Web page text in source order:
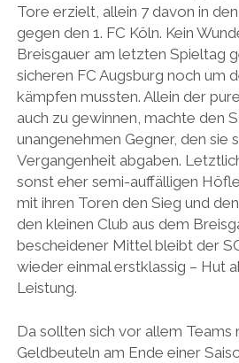
Tore erzielt, allein 7 davon in
gegen den 1. FC Köln. Kein
Breisgauer am letzten Spieltag
sicheren FC Augsburg noch um
kämpfen mussten. Allein der
auch zu gewinnen, machte den
unangenehmen Gegner, den sie
Vergangenheit abgaben.
sonst eher semi-auffälligen
mit ihren Toren den Sieg und
den kleinen Club aus dem
bescheidener Mittel bleibt der
wieder einmal erstklassig – Hut
Leistung.
Da sollten sich vor allem
Geldbeuteln am Ende einer